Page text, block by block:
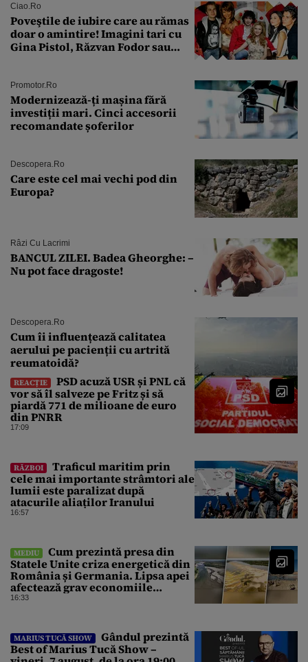
Ciao.ro
Poveştile de iubire care au rămas
doar o amintire! Imagini tari cu
Gina Pistol, Răzvan Fodor sau
Promotor.ro
Modernizează-ți mașina fără
investiții mari. Cinci accesorii
recomandate șoferilor
Descopera.ro
Care este cel mai vechi pod din
Europa?
Râzi Cu Lacrimi
BANCUL ZILEI. Badea Gheorghe: –
Nu pot face dragoste!
Descopera.ro
Cum îi influențează calitatea
aerului pe pacienții cu artrită
reumatoidă?
REACȚIE
PSD acuză USR și PNL că
vor să îl salveze pe Fritz și să
piardă 771 de milioane de euro
din PNRR
17:09
RĂZBOI
Traficul maritim prin
cele mai importante strâmtori ale
lumii este paralizat după
atacurile aliaților Iranului
16:57
MEDIU
Cum prezintă presa din
Statele Unite criza energetică din
România și Germania. Lipsa apei
afectează grav economiile
Europei
16:33
MARIUS TUCĂ SHOW
Gândul prezintă
Best of Marius Tucă Show –